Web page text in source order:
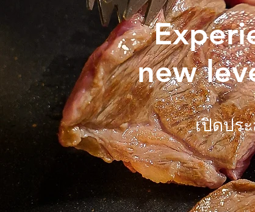
new
เปิดปร